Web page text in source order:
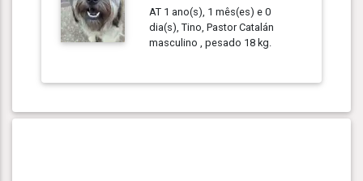
AT 1 ano(s), 1 mês(es) e 0
dia(s), Tino, Pastor Catalán
masculino , pesado 18 kg.